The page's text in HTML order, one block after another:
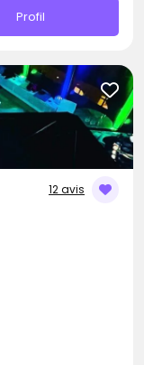
Profil
12 avis